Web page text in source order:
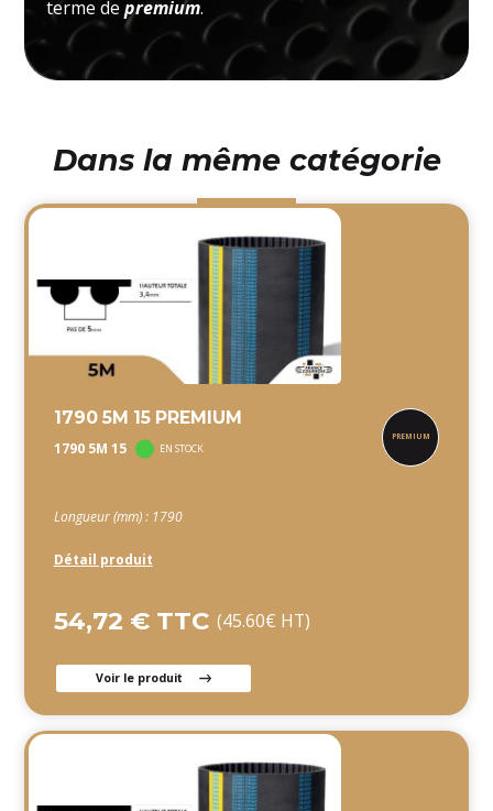
terme depremium.
Dans la même catégorie
1790 5M 15 PREMIUM
1790 5M 15 EN STOCK
Longueur (mm) : 1790
Détail produit
54,72 € TTC (45.60€ HT)
Voir le produit